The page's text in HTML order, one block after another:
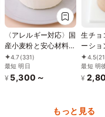
〈アレルギー対応〉国
産小麦粉と安心材料
★卵・乳除去可能★
ファーストバースデー
ケーキ 4号 12cm王冠
4.7 (331)
最短 明日
¥ 5,300～
生チョ
ーショ
12cm
4.5
最短 明
¥
もっと見る